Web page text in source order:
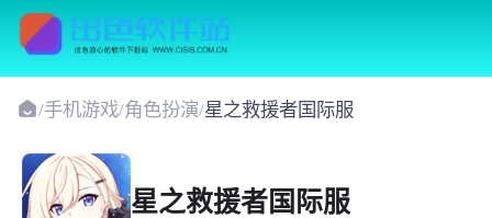
/手机游戏/角色扮演/星之救援者国际服
星之救援者国际服